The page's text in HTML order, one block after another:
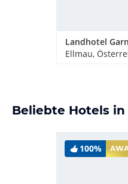
Ellmau,
Beliebte Hotels
100%